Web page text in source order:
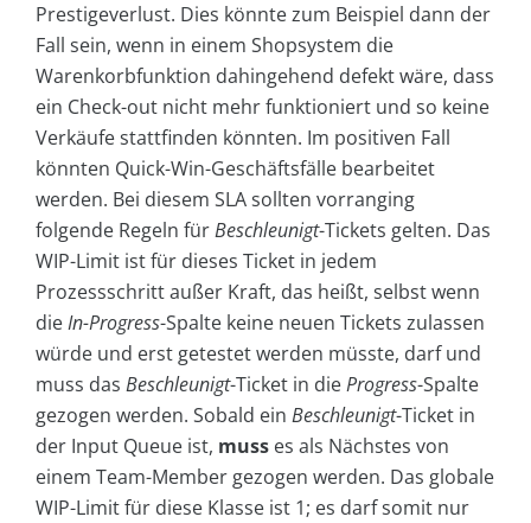
Prestigeverlust. Dies könnte zum Beispiel dann der
Fall sein, wenn in einem Shopsystem die
Warenkorbfunktion dahingehend defekt wäre, dass
ein Check-out nicht mehr funktioniert und so keine
Verkäufe stattfinden könnten. Im positiven Fall
könnten Quick-Win-Geschäftsfälle bearbeitet
werden. Bei diesem SLA sollten vorranging
folgende Regeln fürBeschleunigt-Tickets gelten. Das
WIP-Limit ist für dieses Ticket in jedem
Prozessschritt außer Kraft, das heißt, selbst wenn
dieIn-Progress-Spalte keine neuen Tickets zulassen
würde und erst getestet werden müsste, darf und
muss das Beschleunigt-Ticket in dieProgress-Spalte
gezogen werden. Sobald ein Beschleunigt-Ticket in
der Input Queue ist, muss es als Nächstes von
einem Team-Member gezogen werden. Das globale
WIP-Limit für diese Klasse ist 1; es darf somit nur